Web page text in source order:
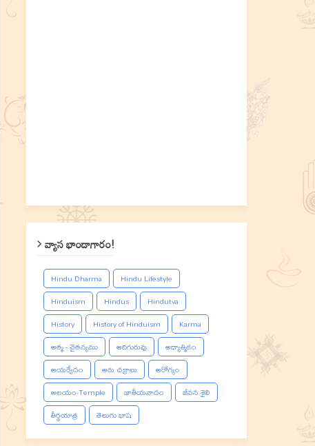
వ్యాస భాండాగారం!
Hindu Dharma
Hindu Lifestyle
Hinduism
Hindus
Hindutva
History
History of Hinduism
Karma
ఆత్మ - చైతన్యము
ఆదిగురువు
ఆధ్యాత్మికం
ఆయర్వేదం
ఆరు చక్రాలు
ఆరోగ్యం
ఆలయం-Temple
జాతీయవాదం
జీవన శైలి
తీర్థయాత్ర
తెలుగు భాష